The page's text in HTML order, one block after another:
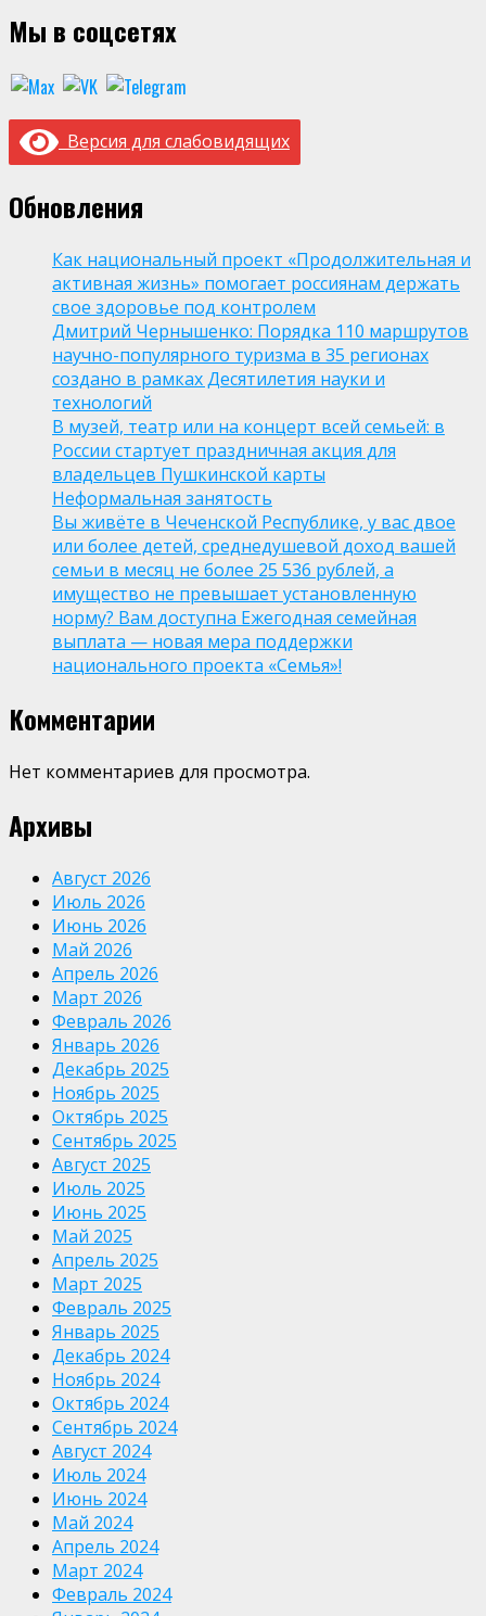
записей
Мы в соцсетях
Версия для слабовидящих
Обновления
Как национальный проект «Продолжительная и
активная жизнь» помогает россиянам держать
свое здоровье под контролем
Дмитрий Чернышенко: Порядка 110 маршрутов
научно-популярного туризма в 35 регионах
создано в рамках Десятилетия науки и
технологий
В музей, театр или на концерт всей семьей: в
России стартует праздничная акция для
владельцев Пушкинской карты
Неформальная занятость
Вы живёте в Чеченской Республике, у вас двое
или более детей, среднедушевой доход вашей
семьи в месяц не более 25 536 рублей, а
имущество не превышает установленную
норму? Вам доступна Ежегодная семейная
выплата — новая мера поддержки
национального проекта «Семья»!
Комментарии
Нет комментариев для просмотра.
Архивы
Август 2026
Июль 2026
Июнь 2026
Май 2026
Апрель 2026
Март 2026
Февраль 2026
Январь 2026
Декабрь 2025
Ноябрь 2025
Октябрь 2025
Сентябрь 2025
Август 2025
Июль 2025
Июнь 2025
Май 2025
Апрель 2025
Март 2025
Февраль 2025
Январь 2025
Декабрь 2024
Ноябрь 2024
Октябрь 2024
Сентябрь 2024
Август 2024
Июль 2024
Июнь 2024
Май 2024
Апрель 2024
Март 2024
Февраль 2024